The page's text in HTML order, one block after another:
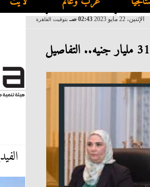
الإثنين، 22 مايو 2023 02:43 صـ بتوقيت القاهرة